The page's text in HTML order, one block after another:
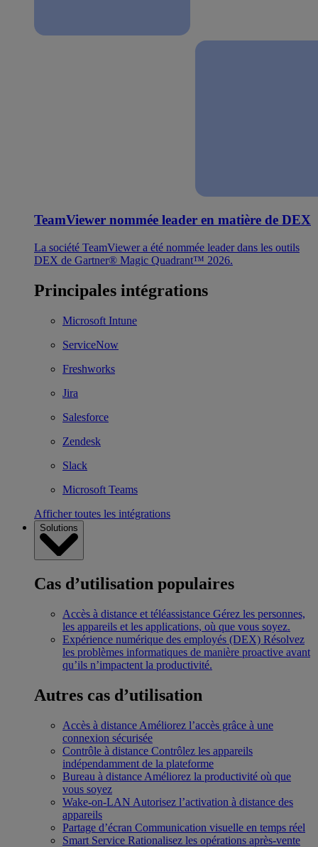
TeamViewer nommée leader en matière de DEX
La société TeamViewer a été nommée leader dans les outils
DEX de Gartner® Magic Quadrant™ 2026.
Principales intégrations
Microsoft Intune
ServiceNow
Freshworks
Jira
Salesforce
Zendesk
Slack
Microsoft Teams
Afficher toutes les intégrations
Solutions
Cas d’utilisation populaires
Accès à distance et téléassistance Gérez les personnes,
les appareils et les applications, où que vous soyez.
Expérience numérique des employés (DEX) Résolvez
les problèmes informatiques de manière proactive avant
qu’ils n’impactent la productivité.
Autres cas d’utilisation
Accès à distance Améliorez l’accès grâce à une
connexion sécurisée
Contrôle à distance Contrôlez les appareils
indépendamment de la plateforme
Bureau à distance Améliorez la productivité où que
vous soyez
Wake-on-LAN Autorisez l’activation à distance des
appareils
Partage d’écran Communication visuelle en temps réel
Smart Service Rationalisez les opérations après-vente